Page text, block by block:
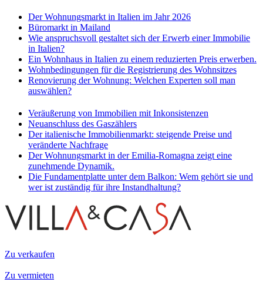
Der Wohnungsmarkt in Italien im Jahr 2026
Büromarkt in Mailand
Wie anspruchsvoll gestaltet sich der Erwerb einer Immobilie
in Italien?
Ein Wohnhaus in Italien zu einem reduzierten Preis erwerben.
Wohnbedingungen für die Registrierung des Wohnsitzes
Renovierung der Wohnung: Welchen Experten soll man
auswählen?
Veräußerung von Immobilien mit Inkonsistenzen
Neuanschluss des Gaszählers
Der italienische Immobilienmarkt: steigende Preise und
veränderte Nachfrage
Der Wohnungsmarkt in der Emilia-Romagna zeigt eine
zunehmende Dynamik.
Die Fundamentplatte unter dem Balkon: Wem gehört sie und
wer ist zuständig für ihre Instandhaltung?
Zu verkaufen
Zu vermieten